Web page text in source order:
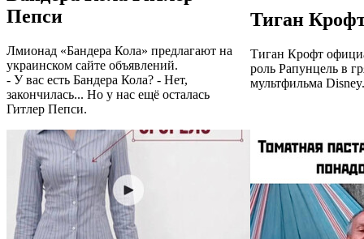
Пепси
Лмионад «Бандера Кола» предлагают на
украинском сайте объявлений.
- У вас есть Бандера Кола? - Нет,
закончилась... Но у нас ещё осталась
Гитлер Пепси.
Тиган
Тиган Крофт
роль Рапунцель в
мультфильма Disney.